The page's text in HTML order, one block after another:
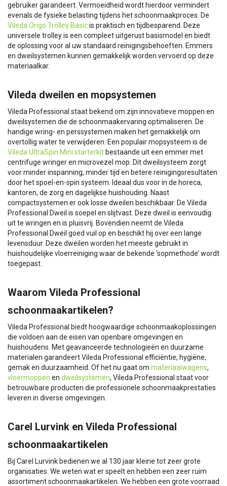
gebruiker garandeert. Vermoeidheid wordt hierdoor vermindert
evenals de fysieke belasting tijdens het schoonmaakproces. De
Vileda Origo Trolley Basicis praktisch en tijdbesparend. Deze
universele trolley is een compleet uitgerust basismodel en biedt
de oplossing voor al uw standaard reinigingsbehoeften. Emmers
en dweilsystemen kunnen gemakkelijk worden vervoerd op deze
materiaalkar.
Vileda dweilen en mopsystemen
Vileda Professional staat bekend om zijn innovatieve moppen en
dweilsystemen die de schoonmaakervaring optimaliseren. De
handige wring- en perssystemen maken het gemakkelijk om
overtollig water te verwijderen. Een populair mopsysteem is de
Vileda UltraSpin Mini starterkitbestaande uit een emmer met
centrifuge wringer en microvezel mop. Dit dweilsysteem zorgt
voor minder inspanning, minder tijd en betere reinigingsresultaten
door het spoel-en-spin systeem. Ideaal dus voor in de horeca,
kantoren, de zorg en dagelijkse huishouding. Naast
compactsystemen er ook losse dweilen beschikbaar. De Vileda
Professional Dweil is soepel en slijtvast. Deze dweil is eenvoudig
uit te wringen en is pluisvrij. Bovendien neemt de Vileda
Professional Dweil goed vuil op en beschikt hij over een lange
levensduur. Deze dweilen worden het meeste gebruikt in
huishoudelijke vloerreiniging waar de bekende ‘sopmethode’ wordt
toegepast.
Waarom Vileda Professional
schoonmaakartikelen?
Vileda Professional biedt hoogwaardige schoonmaakoplossingen
die voldoen aan de eisen van openbare omgevingen en
huishoudens. Met geavanceerde technologieën en duurzame
materialen garandeert Vileda Professional efficiëntie, hygiëne,
gemak en duurzaamheid. Of het nu gaat om materiaalwagens,
vloermoppen en dweilsystemen, Vileda Professional staat voor
betrouwbare producten die professionele schoonmaakprestaties
leveren in diverse omgevingen.
Carel Lurvink en Vileda Professional
schoonmaakartikelen
Bij Carel Lurvink bedienen we al 130 jaar kleine tot zeer grote
organisaties. We weten wat er speelt en hebben een zeer ruim
assortiment schoonmaakartikelen. We hebben een grote voorraad